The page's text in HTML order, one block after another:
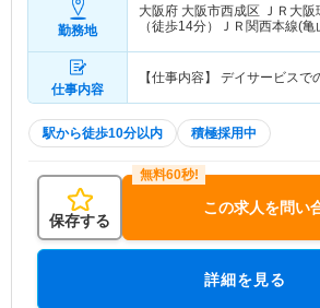
勤務地
大阪府 大阪市西成区 ＪＲ大阪
（徒歩14分）ＪＲ関西本線(
仕事内容
【仕事内容】 デイサービス
駅から徒歩10分以内 積極採用中
保存する
この求人を問い
詳細を見る